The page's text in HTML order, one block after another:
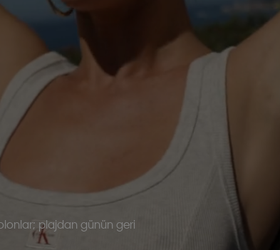
plajdan günün geri